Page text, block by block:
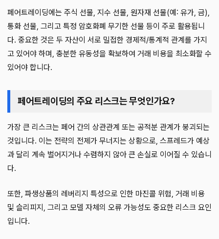
페어트레이딩에는 주식 선물, 지수 선물, 원자재 선물(예: 유가, 금),
통화 선물, 그리고 특정 암호화폐 무기한 선물 등이 주로 활용됩니
다. 중요한 것은 두 자산이 서로 밀접한 경제적/통계적 관계를 가지
고 있어야 하며, 충분한 유동성을 확보하여 거래 비용을 최소화할 수
있어야 합니다.
페어트레이딩의 주요 리스크는 무엇인가요?
가장 큰 리스크는 페어 간의 상관관계 또는 공적분 관계가 붕괴되는
것입니다. 이는 전략의 전제가 무너지는 상황으로, 스프레드가 예상
과 달리 계속 벌어지거나 수렴하지 않아 큰 손실로 이어질 수 있습니
다.
또한, 파생상품의 레버리지 특성으로 인한 마진콜 위험, 거래 비용
및 슬리피지, 그리고 모델 자체의 오류 가능성도 중요한 리스크 요인
입니다.